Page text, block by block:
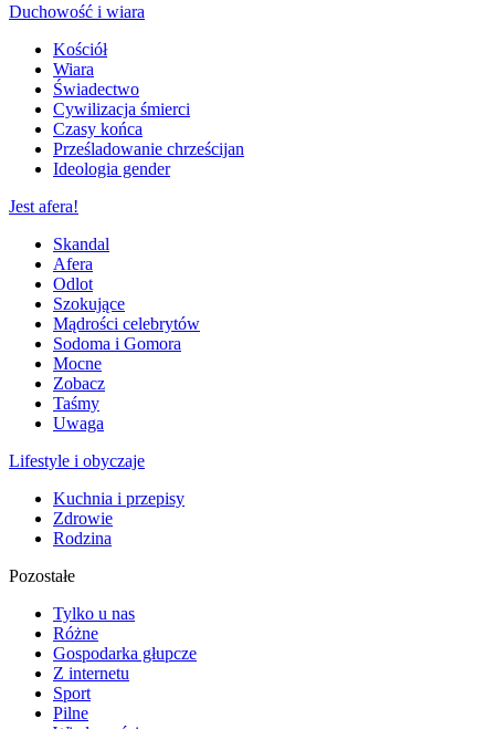
Duchowość i wiara
Kościół
Wiara
Świadectwo
Cywilizacja śmierci
Czasy końca
Prześladowanie chrześcijan
Ideologia gender
Jest afera!
Skandal
Afera
Odlot
Szokujące
Mądrości celebrytów
Sodoma i Gomora
Mocne
Zobacz
Taśmy
Uwaga
Lifestyle i obyczaje
Kuchnia i przepisy
Zdrowie
Rodzina
Pozostałe
Tylko u nas
Różne
Gospodarka głupcze
Z internetu
Sport
Pilne